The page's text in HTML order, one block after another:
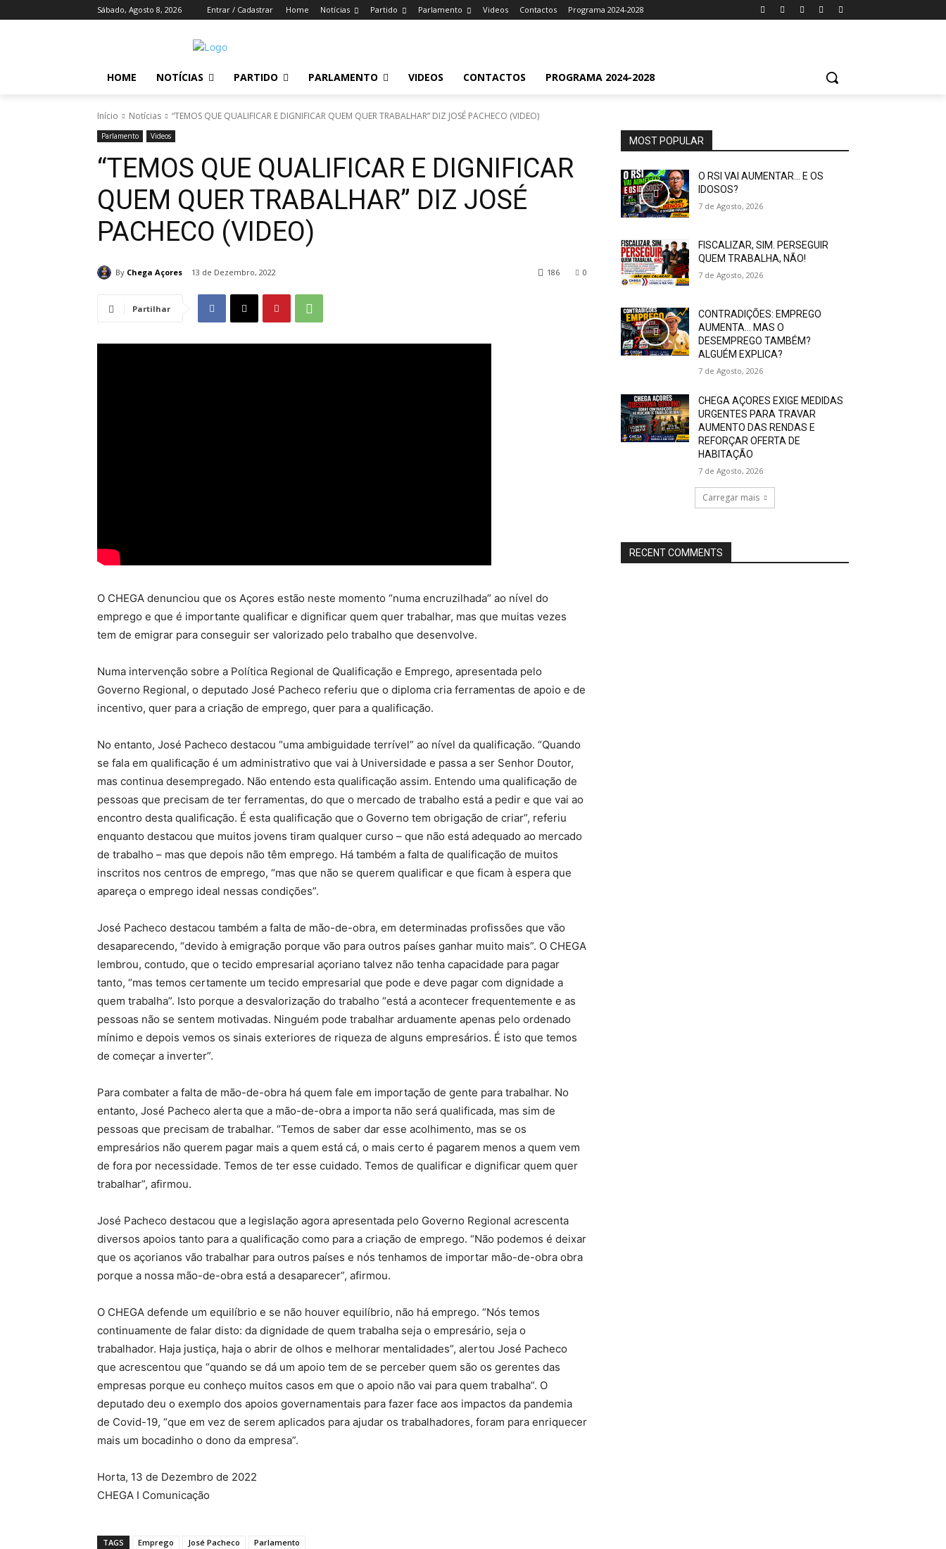
Sábado, Agosto 8, 2026 Entrar / Cadastrar Home Notícias Partido Parlamento Videos Contactos Programa 2024-2028
HOME NOTÍCIAS PARTIDO PARLAMENTO VIDEOS CONTACTOS PROGRAMA 2024-2028
Início Notícias “TEMOS QUE QUALIFICAR E DIGNIFICAR QUEM QUER TRABALHAR” DIZ JOSÉ PACHECO (VIDEO)
Parlamento Videos
“TEMOS QUE QUALIFICAR E DIGNIFICAR
QUEM QUER TRABALHAR” DIZ JOSÉ
PACHECO (VIDEO)
By Chega Açores 13 de Dezembro, 2022 0
186
Partilhar
O CHEGA denunciou que os Açores estão neste momento “numa encruzilhada” ao nível do
emprego e que é importante qualificar e dignificar quem quer trabalhar, mas que muitas vezes
tem de emigrar para conseguir ser valorizado pelo trabalho que desenvolve.
Numa intervenção sobre a Política Regional de Qualificação e Emprego, apresentada pelo
Governo Regional, o deputado José Pacheco referiu que o diploma cria ferramentas de apoio e de
incentivo, quer para a criação de emprego, quer para a qualificação.
No entanto, José Pacheco destacou “uma ambiguidade terrível” ao nível da qualificação. “Quando
se fala em qualificação é um administrativo que vai à Universidade e passa a ser Senhor Doutor,
mas continua desempregado. Não entendo esta qualificação assim. Entendo uma qualificação de
pessoas que precisam de ter ferramentas, do que o mercado de trabalho está a pedir e que vai ao
encontro desta qualificação. É esta qualificação que o Governo tem obrigação de criar”, referiu
enquanto destacou que muitos jovens tiram qualquer curso – que não está adequado ao mercado
de trabalho – mas que depois não têm emprego. Há também a falta de qualificação de muitos
inscritos nos centros de emprego, “mas que não se querem qualificar e que ficam à espera que
apareça o emprego ideal nessas condições”.
José Pacheco destacou também a falta de mão-de-obra, em determinadas profissões que vão
desaparecendo, “devido à emigração porque vão para outros países ganhar muito mais”. O CHEGA
lembrou, contudo, que o tecido empresarial açoriano talvez não tenha capacidade para pagar
tanto, “mas temos certamente um tecido empresarial que pode e deve pagar com dignidade a
quem trabalha”. Isto porque a desvalorização do trabalho “está a acontecer frequentemente e as
pessoas não se sentem motivadas. Ninguém pode trabalhar arduamente apenas pelo ordenado
mínimo e depois vemos os sinais exteriores de riqueza de alguns empresários. É isto que temos
de começar a inverter”.
Para combater a falta de mão-de-obra há quem fale em importação de gente para trabalhar. No
entanto, José Pacheco alerta que a mão-de-obra a importa não será qualificada, mas sim de
pessoas que precisam de trabalhar. “Temos de saber dar esse acolhimento, mas se os
empresários não querem pagar mais a quem está cá, o mais certo é pagarem menos a quem vem
de fora por necessidade. Temos de ter esse cuidado. Temos de qualificar e dignificar quem quer
trabalhar”, afirmou.
José Pacheco destacou que a legislação agora apresentada pelo Governo Regional acrescenta
diversos apoios tanto para a qualificação como para a criação de emprego. “Não podemos é deixar
que os açorianos vão trabalhar para outros países e nós tenhamos de importar mão-de-obra obra
porque a nossa mão-de-obra está a desaparecer”, afirmou.
O CHEGA defende um equilíbrio e se não houver equilíbrio, não há emprego. “Nós temos
continuamente de falar disto: da dignidade de quem trabalha seja o empresário, seja o
trabalhador. Haja justiça, haja o abrir de olhos e melhorar mentalidades”, alertou José Pacheco
que acrescentou que “quando se dá um apoio tem de se perceber quem são os gerentes das
empresas porque eu conheço muitos casos em que o apoio não vai para quem trabalha”. O
deputado deu o exemplo dos apoios governamentais para fazer face aos impactos da pandemia
de Covid-19, “que em vez de serem aplicados para ajudar os trabalhadores, foram para enriquecer
mais um bocadinho o dono da empresa”.
Horta, 13 de Dezembro de 2022
CHEGA I Comunicação
TAGS Emprego José Pacheco Parlamento
MOST POPULAR
O RSI VAI AUMENTAR… E OS
IDOSOS?
7 de Agosto, 2026
FISCALIZAR, SIM. PERSEGUIR
QUEM TRABALHA, NÃO!
7 de Agosto, 2026
CONTRADIÇÕES: EMPREGO
AUMENTA… MAS O
DESEMPREGO TAMBÉM?
ALGUÉM EXPLICA?
7 de Agosto, 2026
CHEGA AÇORES EXIGE MEDIDAS
URGENTES PARA TRAVAR
AUMENTO DAS RENDAS E
REFORÇAR OFERTA DE
HABITAÇÃO
7 de Agosto, 2026
Carregar mais
RECENT COMMENTS